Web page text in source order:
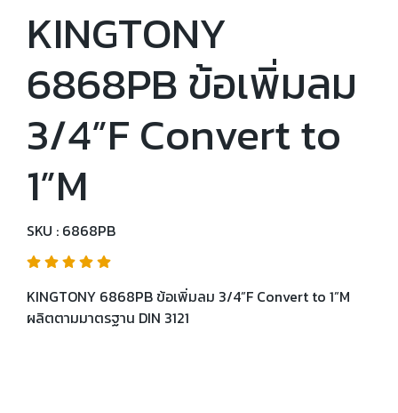
KINGTONY
6868PB ข้อเพิ่มลม
3/4”F Convert to
1”M
SKU : 6868PB
KINGTONY 6868PB ข้อเพิ่มลม 3/4”F Convert to 1”M
ผลิตตามมาตรฐาน DIN 3121